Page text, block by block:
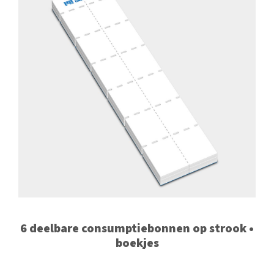
6 deelbare consumptiebonnen op strook •
boekjes